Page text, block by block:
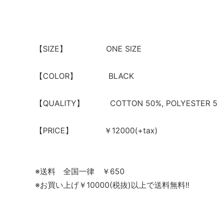
【SIZE】 ONE SIZE
【COLOR】 BLACK
【QUALITY】 COTTON 50%, POLYESTER
【PRICE】 ￥12000(+tax)
※送料 全国一律 ￥650
※お買い上げ￥10000(税抜)以上で送料無料!!